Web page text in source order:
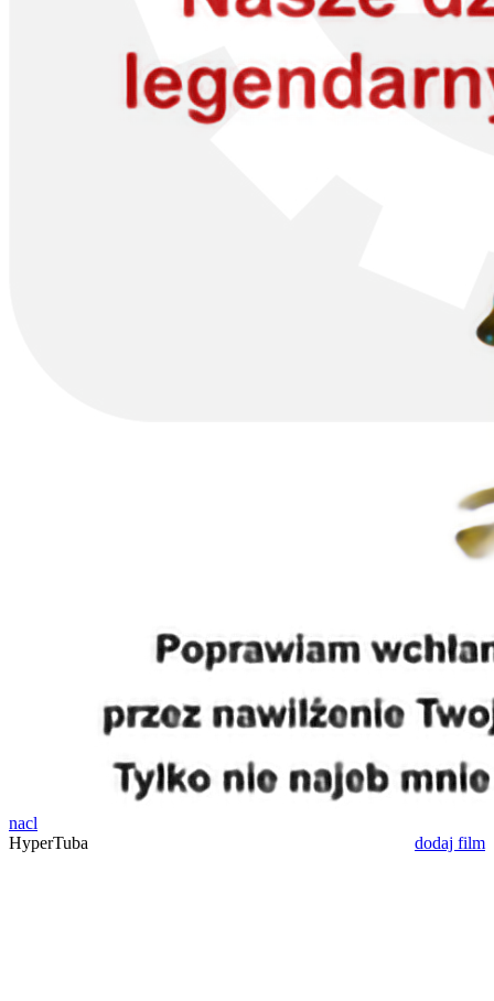
nacl
HyperTuba
dodaj film